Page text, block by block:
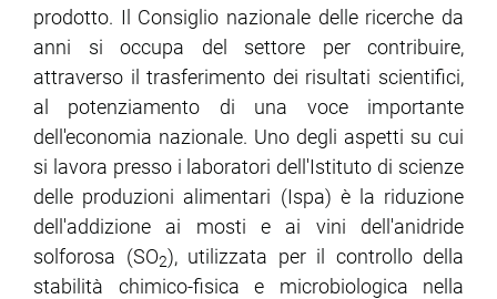
prodotto. Il Consiglio nazionale delle ricerche da
anni si occupa del settore per contribuire,
attraverso il trasferimento dei risultati scientifici,
al potenziamento di una voce importante
dell'economia nazionale. Uno degli aspetti su cui
si lavora presso i laboratori dell'Istituto di scienze
delle produzioni alimentari (Ispa) è la riduzione
dell'addizione ai mosti e ai vini dell'anidride
solforosa (SO2), utilizzata per il controllo della
stabilità chimico-fisica e microbiologica nella